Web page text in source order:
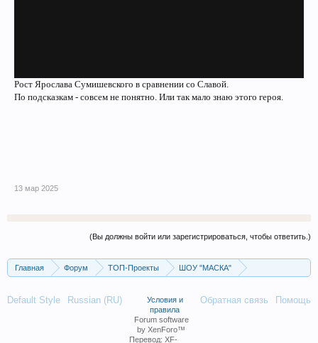
Рост Ярослава Сумишевского в сравнении со Славой.
По подсказкам - совсем не понятно. Или так мало знаю этого героя.
13 мар 2025
(Вы должны войти или зарегистрироваться, чтобы ответить.)
Главная Форум ТОП-Проекты
ШОУ "МАСКА"
Default Style Russian (RU) Обратная связь Помощь
Условия и
правила
Forum software
by XenForo™
Перевод: XF-